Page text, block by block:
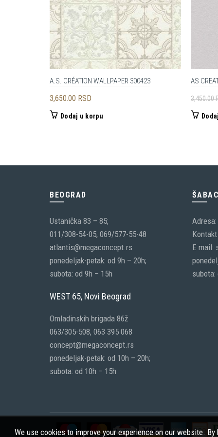
A.S. CRÉATION WALLPAPER 300423
3,650.00 RSD
Dodaj u korpu
AS
3,450.00
BEOGRAD
Ustanička 83 – 85;
011/308-54-05, 069/577-55-48
atlantis@megaconcept.rs
ponedeljak-petak: od 9h – 20h;
subota: od 9h – 15h
WEST 65, Novi Beograd
Omladinskih brigada 86ž
063/305-508, 063 395 068
concept@megaconcept.rs
ponedeljak-petak: od 10h – 20h;
subota: od 10h – 15h
E mail:
subota:
We use cookies to improve your experience on our website.